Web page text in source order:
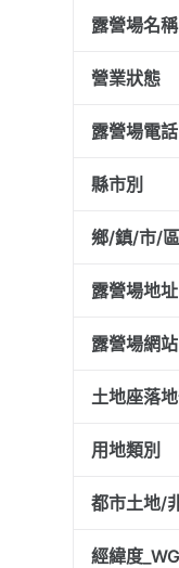
露營場名稱
營業狀態
露營場電話
縣市別
鄉/鎮/市/區
露營場地址
露營場網站
土地座落
用地類別
都市土地/
經緯度